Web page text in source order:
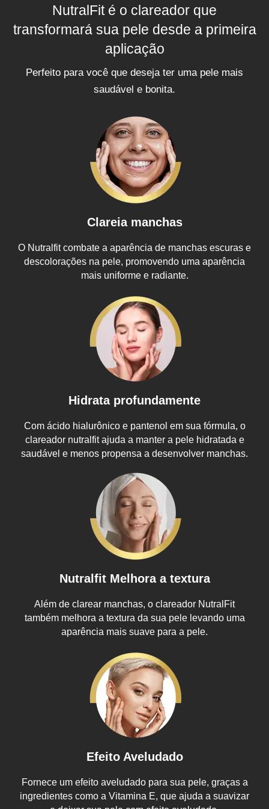
NutralFit é o clareador que
transformará sua pele desde a primeira
aplicação
Perfeito para você que deseja ter uma pele mais
saudável e bonita.
Clareia manchas
O Nutralfit combate a aparência de manchas escuras e
descolorações na pele, promovendo uma aparência
mais uniforme e radiante.
Hidrata profundamente
Com ácido hialurônico e pantenol em sua fórmula, o
clareador nutralfitajuda a manter a pele hidratada e
saudável e menos propensa a desenvolver manchas.
Nutralfit Melhora a textura
Além de clarear manchas, o clareador NutralFit
também melhora a textura da sua pele levando uma
aparência mais suave para a pele.
Efeito Aveludado
Fornece um efeito aveludado para sua pele, graças a
ingredientes como a Vitamina E, que ajuda a suavizar